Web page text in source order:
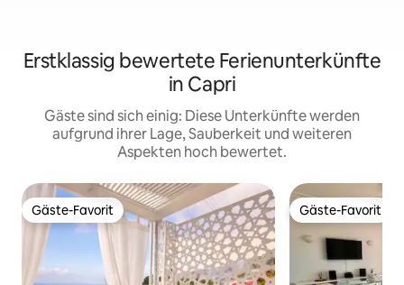
Erstklassig bewertete Ferienunterkünfte
in Capri
Gäste sind sich einig: Diese Unterkünfte werden
aufgrund ihrer Lage, Sauberkeit und weiteren
Aspekten hoch bewertet.
Gäste-Favorit
Gäste-Favorit Gäste-Favorit
Gäste-Favorit